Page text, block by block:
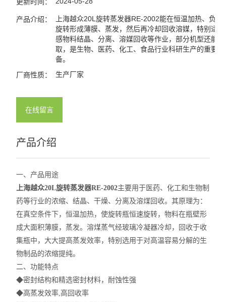
更新时间：
产品介绍：
上海越众20L旋转蒸发器RE-2002能在恒温加热、负压
旋转形成薄膜、蒸发，然后再冷却回收溶媒，特别适
感物料结晶、分离、溶媒回收等作业，部分机型还能
取，是生物、医药、化工、食品行业科研生产的重要
备。
厂商性质： 生产厂家
在线留言
产品介绍
一、产品用途
上海越众20L旋转蒸发器RE-2002主要用于医药、化工和生物制
药等行业的浓缩、结晶、干燥、分离及溶煤回收。其原理为：
在真空条件下，恒温加热，使旋转瓶恒速旋转，物料在瓶壁形
成大面积薄膜，蒸发。溶煤蒸气经玻璃冷凝器冷却，回收于收
集瓶中，大大提高蒸发效率，特别选用于对高温容易分解的生
物制品的浓缩提纯。
二、功能特点
◆密封结构和精选密封材料，耐蚀性强
◆高蒸发效率,高回收率